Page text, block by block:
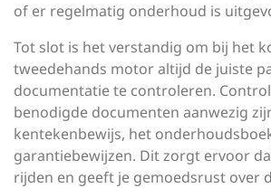
of er regelmatig onderhoud is
Tot slot is het verstandig om bij het
tweedehands motor altijd de juiste
documentatie te controleren.
benodigde documenten aanwezig
kentekenbewijs, het
garantiebewijzen. Dit zorgt ervoor
rijden en geeft je gemoedsrust over